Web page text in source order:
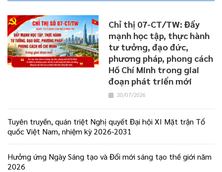
Chỉ thị 07-CT/TW: Đẩy
mạnh học tập, thực hành
tư tưởng, đạo đức,
phương pháp, phong cách
Hồ Chí Minh trong giai
đoạn phát triển mới
20/07/2026
Tuyên truyền, quán triệt Nghị quyết Đại hội XI Mặt trận Tổ
quốc Việt Nam, nhiệm kỳ 2026-2031
Hưởng ứng Ngày Sáng tạo và Đổi mới sáng tạo thế giới năm
2026